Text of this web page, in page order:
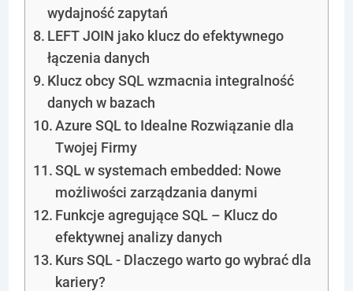
wydajność zapytań
LEFT JOIN jako klucz do efektywnego
łączenia danych
Klucz obcy SQL wzmacnia integralność
danych w bazach
Azure SQL to Idealne Rozwiązanie dla
Twojej Firmy
SQL w systemach embedded: Nowe
możliwości zarządzania danymi
Funkcje agregujące SQL – Klucz do
efektywnej analizy danych
Kurs SQL - Dlaczego warto go wybrać dla
kariery?